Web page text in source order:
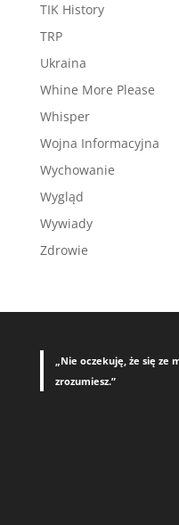
TIK History
TRP
Ukraina
Whine More Please
Whisper
Wojna Informacyjna
Wychowanie
Wygląd
Wywiady
Zdrowie
„Nie oczekuję, że się ze
zrozumiesz.”